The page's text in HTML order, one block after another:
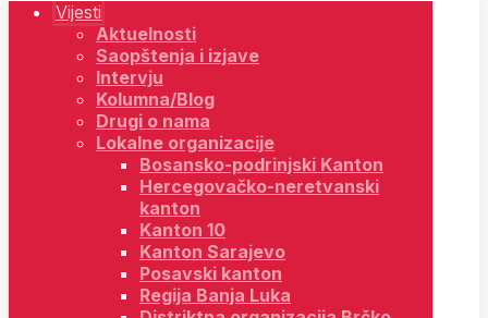
Vijesti
Aktuelnosti
Saopštenja i izjave
Intervju
Kolumna/Blog
Drugi o nama
Lokalne organizacije
Bosansko-podrinjski Kanton
Hercegovačko-neretvanski
kanton
Kanton 10
Kanton Sarajevo
Posavski kanton
Regija Banja Luka